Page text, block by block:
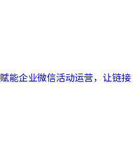
赋能企业微信活动运营，让链接